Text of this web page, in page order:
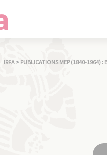
IRFA > PUBLICATIONS MEP (1840-1964) :